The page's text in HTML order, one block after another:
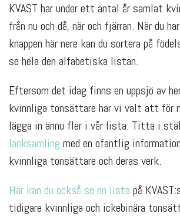
KVAST har under ett antal år samlat
från nu och då, när och fjärran. När du
knappen här nere kan du sortera på
se hela den alfabetiska listan.
Eftersom det idag finns en uppsjö av
kvinnliga tonsättare har vi valt att för
lägga in ännu fler i vår lista. Titta i
länksamling med en ofantlig
kvinnliga tonsättare och deras verk.
Här kan du också se en lista på
tidigare kvinnliga och ickebinära